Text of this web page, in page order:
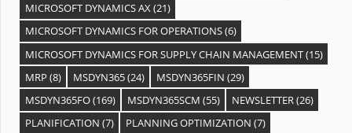
MICROSOFT DYNAMICS AX(21)
MICROSOFT DYNAMICS FOR OPERATIONS(6)
MICROSOFT DYNAMICS FOR SUPPLY CHAIN MANAGEMENT(15)
MRP (8) MSDYN365(24) MSDYN365FIN (29)
MSDYN365FO(169) MSDYN365SCM (55) NEWSLETTER(26)
PLANIFICATION (7) PLANNING OPTIMIZATION (7)